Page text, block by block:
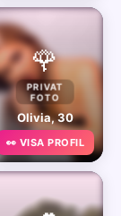
🌹
PRIVAT
FOTO
Olivia, 30
👀 VISA PROFIL